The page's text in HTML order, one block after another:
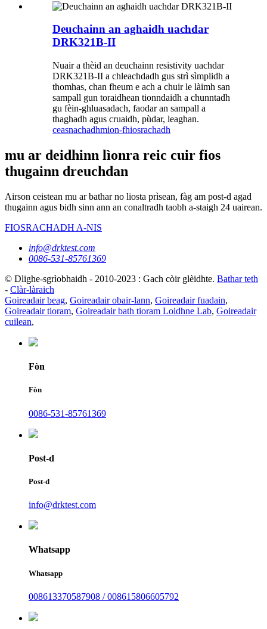
Deuchainn an aghaidh uachdar
DRK321B-II
Nuair a thèid an deuchainn resistivity uachdar
DRK321B-II a chleachdadh gus strì sìmplidh a
thomhas, chan fheum e ach a chuir le làimh san
sampall gun toraidhean tionndaidh a chunntadh
gu fèin-ghluasadach, faodar an sampall a
thaghadh agus cruaidh, pùdar, leaghan.
ceasnachadhmion-fhiosrachadh
mu ar deidhinn lìonra reic cuir fios
thugainn dreuchdan
Airson ceistean mu ar bathar no liosta prìsean, fàg am post-d agad
thugainn agus bidh sinn ann an conaltradh taobh a-staigh 24 uairean.
FIOSRACHADH A-NIS
info@drktest.com
0086-531-85761369
© Dlighe-sgrìobhaidh - 2010-2023 : Gach còir glèidhte. Bathar teth
- Clàr-làraich
Goireadair beag, Goireadair obair-lann, Goireadair fuadain,
Goireadair tioram, Goireadair bath tioram Loidhne Lab, Goireadair
cuilean,
Fòn
Fòn
0086-531-85761369
Post-d
Post-d
info@drktest.com
Whatsapp
Whatsapp
008613370587908 / 008615806605792